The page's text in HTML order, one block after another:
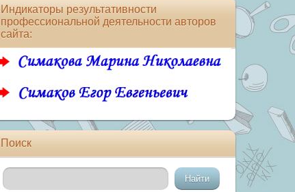
Индикаторы результативности
профессиональной деятельности авторов
сайта:
Поиск